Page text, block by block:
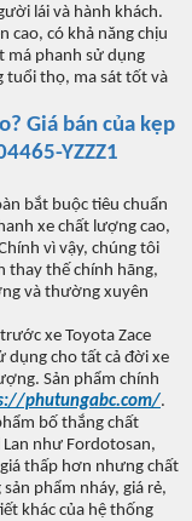
ời l ái và hành khách.
cao, có khả năng chịu
má phanh sử dụng
tuổi thọ, ma sát tốt và
Giá bán của kẹp
YZZZ1
àn bắt buộc tiêu chuẩn
xe chất l ượng cao,
vì vậy, chúng tôi
thay thế chính hãng,
và thường xuyên
trước xe Toyota Zace
dụng cho tất cảđời xe
ợng. Sản phẩm chính
phutungabc.com/.
bố thắng chất
Lan như Fordotosan,
á thấp hơn nhưng chất
phẩm nháy, giá rẻ,
ết khác của hệ thống